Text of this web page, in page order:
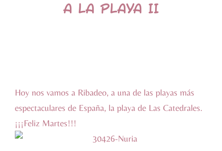
A LA PLAYA II
Hoy nos vamos a Ribadeo, a una de las playas más
espectaculares de España, la playa de Las Catedrales.
¡¡¡Feliz Martes!!!